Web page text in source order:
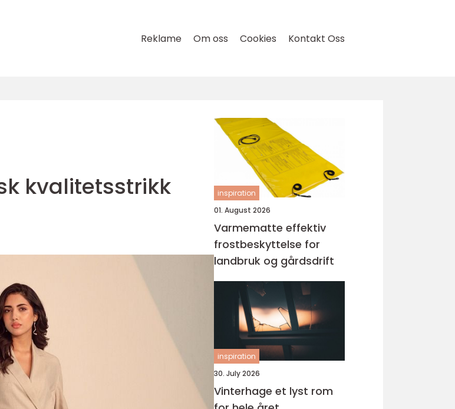
Reklame Om oss Cookies Kontakt Oss
kvalitetsstrikk
inspiration
01. August 2026
Varmematte effektiv
frostbeskyttelse for
landbruk og gårdsdrift
inspiration
30. July 2026
Vinterhage et lyst rom